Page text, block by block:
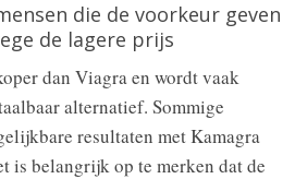
die de voorkeur geven
de lagere prijs
dan Viagra en wordt vaak
alternatief. Sommige
resultaten met Kamagra
is belangrijk op te merken dat de